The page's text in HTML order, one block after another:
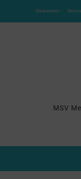
Mediadaten
MSV